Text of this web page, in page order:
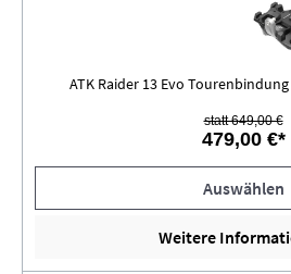
ATK Raider 13 Evo
statt 649,00 €
479,00 €*
Auswählen
Weitere